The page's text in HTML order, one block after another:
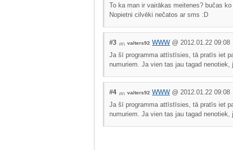
To ka man ir vairākas meitenes? bučas
Nopietni cilvēki nečatos ar sms :D
#3 valters92 WWW @ 2012.01.22 09:08
Ja šī programma attīstīsies, tā pratīs iet
numuriem. Ja vien tas jau tagad
#4 valters92 WWW @ 2012.01.22 09:08
Ja šī programma attīstīsies, tā pratīs iet
numuriem. Ja vien tas jau tagad